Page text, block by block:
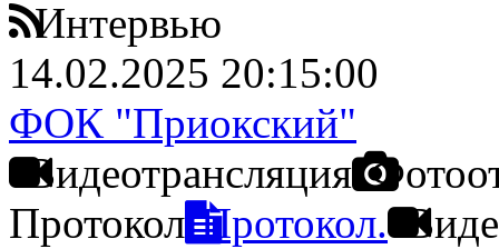
Интервью
14.02.2025 20:15:00
ФОК "Приокский"
Видеотрансляция
Протокол Протокол.